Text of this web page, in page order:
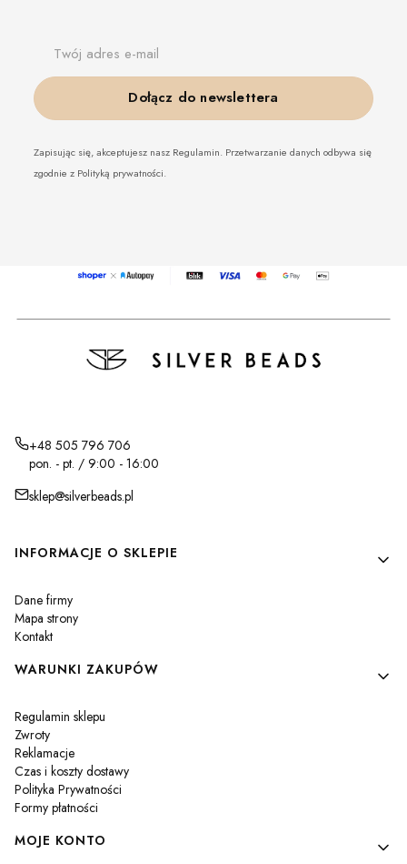
Twój adres e-mail
Dołącz do newslettera
Zapisując się, akceptujesz nasz Regulamin. Przetwarzanie danych odbywa się
zgodnie z Polityką prywatności.
+48 505 796 706
pon. - pt. / 9:00 - 16:00
sklep@silverbeads.pl
Linki w stopce
INFORMACJE O SKLEPIE
Dane firmy
Mapa strony
Kontakt
WARUNKI ZAKUPÓW
Regulamin sklepu
Zwroty
Reklamacje
Czas i koszty dostawy
Polityka Prywatności
Formy płatności
MOJE KONTO